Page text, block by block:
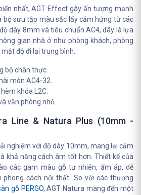
nhất, AGT Effect gây ấn tượng mạnh
bộ sưu tập màu sắc lấy cảm hứng từ các
dày 8mm và tiêu chuẩn AC4, đây là lựa
gian nhà ở như phòng khách, phòng
độ đi lại trung bình.
bộ chân thực.
mòn AC4-32.
khóa L2C.
văn phòng nhỏ.
Line & Natura Plus (10mm -
nghiệm với độ dày 10mm, mang lại cảm
khả năng cách âm tốt hơn. Thiết kế của
các gam màu gỗ tự nhiên, ấm áp, dễ
phong cách nội thất. So với các thương
gỗ PERGO, AGT Natura mang đến một